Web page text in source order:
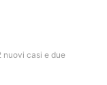
nuovi casi e due